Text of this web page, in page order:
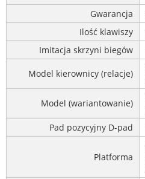
Gwarancja
Ilość klawiszy
Imitacja skrzyni biegów
Model kierownicy (relacje)
Model (wariantowanie)
Pad pozycyjny D-pad
Platforma